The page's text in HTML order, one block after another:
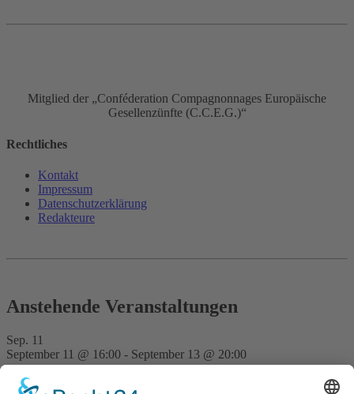
Mitglied der „Conféderation Compagnonnages Europäische
Gesellenzünfte (C.C.E.G.)“
Rechtliches
Kontakt
Impressum
Datenschutz­erklärung
Redakteure
Anstehende Veranstaltungen
Sep. 11
September 11 @ 16:00 - September 13 @ 20:00
FVD Kongress auf der Bude Gera